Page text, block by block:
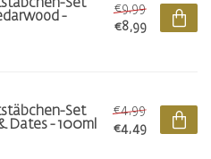
Set
-
€9,99
€8,99
Set
Dates - 100ml
€4,99
€4,49